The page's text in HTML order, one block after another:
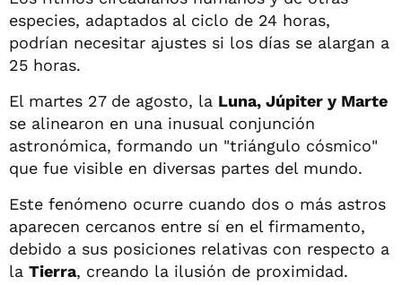
especies, adaptados al ciclo de 24 horas,
podrían necesitar ajustes si los días se alargan a
25 horas.
El martes 27 de agosto, la Luna, Júpiter y Marte
se alinearon en una inusual conjunción
astronómica, formando un "triángulo cósmico"
que fue visible en diversas partes del mundo.
Este fenómeno ocurre cuando dos o más astros
aparecen cercanos entre sí en el firmamento,
debido a sus posiciones relativas con respecto a
la Tierra, creando la ilusión de proximidad.